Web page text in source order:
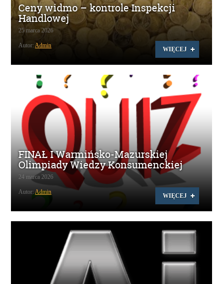
Ceny widmo – kontrole Inspekcji
Handlowej
25 marca 2026
WIĘCEJ
Autor: Admin
FINAŁ I Warmińsko-Mazurskiej
Olimpiady Wiedzy Konsumenckiej
24 marca 2026
WIĘCEJ
Autor:Admin